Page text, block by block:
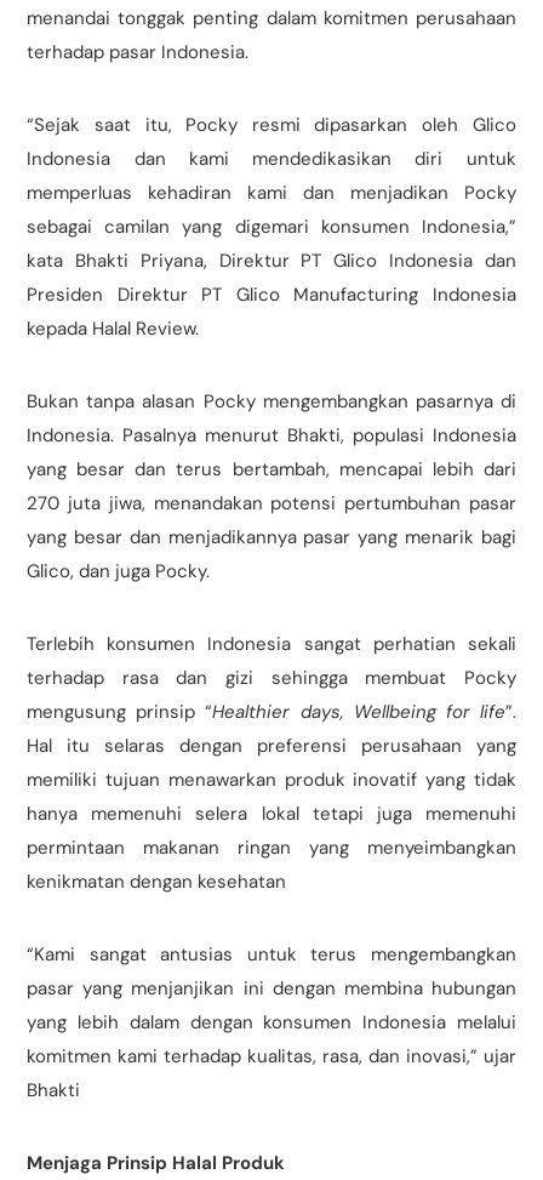
menandai tonggak penting dalam komitmen perusahaan
terhadap pasar Indonesia.
“Sejak saat itu, Pocky resmi dipasarkan oleh Glico
Indonesia dan kami mendedikasikan diri untuk
memperluas kehadiran kami dan menjadikan Pocky
sebagai camilan yang digemari konsumen Indonesia,”
kata Bhakti Priyana, Direktur PT Glico Indonesia dan
Presiden Direktur PT Glico Manufacturing Indonesia
kepada Halal Review.
Bukan tanpa alasan Pocky mengembangkan pasarnya di
Indonesia. Pasalnya menurut Bhakti, populasi Indonesia
yang besar dan terus bertambah, mencapai lebih dari
270 juta jiwa, menandakan potensi pertumbuhan pasar
yang besar dan menjadikannya pasar yang menarik bagi
Glico, dan juga Pocky.
Terlebih konsumen Indonesia sangat perhatian sekali
terhadap rasa dan gizi sehingga membuat Pocky
mengusung prinsip “Healthier days, Wellbeing for life”.
Hal itu selaras dengan preferensi perusahaan yang
memiliki tujuan menawarkan produk inovatif yang tidak
hanya memenuhi selera lokal tetapi juga memenuhi
permintaan makanan ringan yang menyeimbangkan
kenikmatan dengan kesehatan
“Kami sangat antusias untuk terus mengembangkan
pasar yang menjanjikan ini dengan membina hubungan
yang lebih dalam dengan konsumen Indonesia melalui
komitmen kami terhadap kualitas, rasa, dan inovasi,” ujar
Bhakti
Menjaga Prinsip Halal Produk